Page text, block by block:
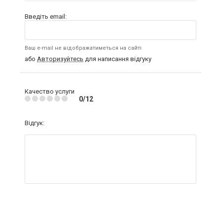
Введіть email:
Ваш e-mail не відображатиметься на сайті
або Авторизуйтесь для написання відгуку
Качество услуги
0/12
Відгук: